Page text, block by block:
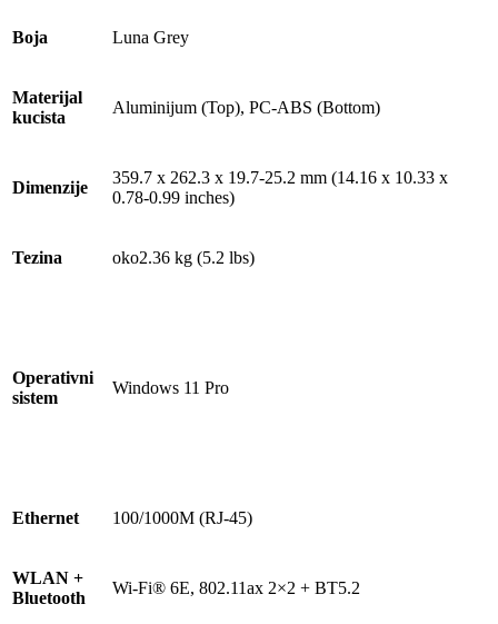
Boja Luna Grey
Materijal
kucista
Aluminijum (Top), PC-ABS (Bottom)
Dimenzije
359.7 x 262.3 x 19.7-25.2 mm (14.16 x 10.33 x
0.78-0.99 inches)
Tezina oko2.36 kg (5.2 lbs)
Operativni
sistem
Windows 11 Pro
Ethernet 100/1000M (RJ-45)
WLAN +
Bluetooth
Wi-Fi® 6E, 802.11ax 2×2 + BT5.2